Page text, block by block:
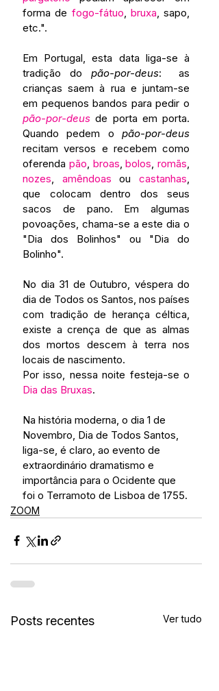
forma de fogo-fátuo bruxa , sapo,
etc.".
Em Portugal, esta data liga-se à
tradição do pão-por-deus:  as
crianças saem à rua e juntam-se
pão-por-deus de porta em porta.
Quando pedem o pão-por-deus
recitam versos e recebem como
oferenda pão broas , bolos romãs
nozes
amêndoas ou castanhas
que colocam dentro dos seus
sacos de pano. Em algumas
povoações, chama-se a este dia o
"Dia dos Bolinhos" ou "Dia do
Bolinho".
No dia 31 de Outubro, véspera do
dia de Todos os Santos, nos países
com tradição de herança céltica,
existe a crença de que as almas
dos mortos descem à terra nos
locais de nascimento.
Dia das Bruxas.
Na história moderna, o dia 1 de
Novembro, Dia de Todos Santos,
liga-se, é claro, ao evento de
extraordinário dramatismo e
importância para o Ocidente que
foi o Terramoto de Lisboa de 1755.
ZOOM
Posts recentes Ver tudo